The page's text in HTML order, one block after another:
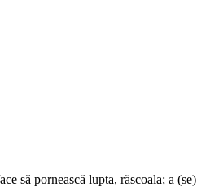
să pornească lupta, răscoala; a (se)